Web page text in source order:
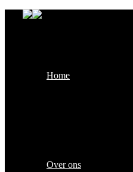
Home
Over ons